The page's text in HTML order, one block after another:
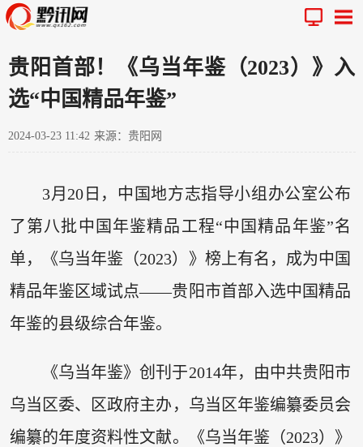
贵阳首部！《乌当年鉴（2023）》入
选“中国精品年鉴”
2024-03-23 11:42 来源：贵阳网
3月20日，中国地方志指导小组办公室公布
了第八批中国年鉴精品工程“中国精品年鉴”名
单，《乌当年鉴（2023）》榜上有名，成为中国
精品年鉴区域试点——贵阳市首部入选中国精品
年鉴的县级综合年鉴。
《乌当年鉴》创刊于2014年，由中共贵阳市
乌当区委、区政府主办，乌当区年鉴编纂委员会
编纂的年度资料性文献。《乌当年鉴（2023）》